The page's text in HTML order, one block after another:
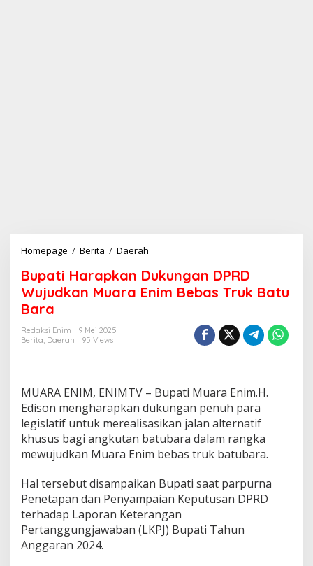
Homepage / Berita / Daerah
p
a
t
n
D
u
k
g
a
n
D
Bupati Harapkan Dukungan DPRD
Wujudkan Muara Enim Bebas Truk Batu
Bara
Redaksi Enim
9 Mei 2025
Berita, Daerah 95 Views
MUARA ENIM, ENIMTV – Bupati Muara Enim.H.
Edison mengharapkan dukungan penuh para
legislatif untuk merealisasikan jalan alternatif
khusus bagi angkutan batubara dalam rangka
mewujudkan Muara Enim bebas truk batubara.
Hal tersebut disampaikan Bupati saat parpurna
Penetapan dan Penyampaian Keputusan DPRD
terhadap Laporan Keterangan
Pertanggungjawaban (LKPJ) Bupati Tahun
Anggaran 2024.